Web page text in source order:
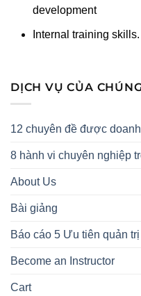
development
Internal training skills.
DỊCH VỤ CỦA
12 chuyên đề được
8 hành vi chuyên nghiệp
About Us
Bài giảng
Báo cáo 5 Ưu tiên quản
Become an Instructor
Cart